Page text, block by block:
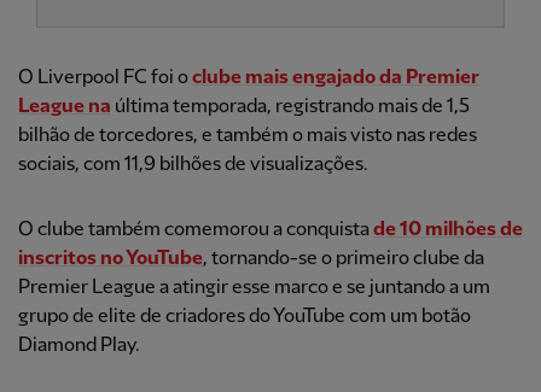
O Liverpool FC foi oclube mais engajado da Premier
League na última temporada, registrando mais de 1,5
bilhão de torcedores, e também o mais visto nas redes
sociais, com 11,9 bilhões de visualizações.
O clube também comemorou a conquistade 10 milhões de
inscritos no YouTube, tornando-se o primeiro clube da
Premier League a atingir esse marco e se juntando a um
grupo de elite de criadores do YouTube com um botão
Diamond Play.